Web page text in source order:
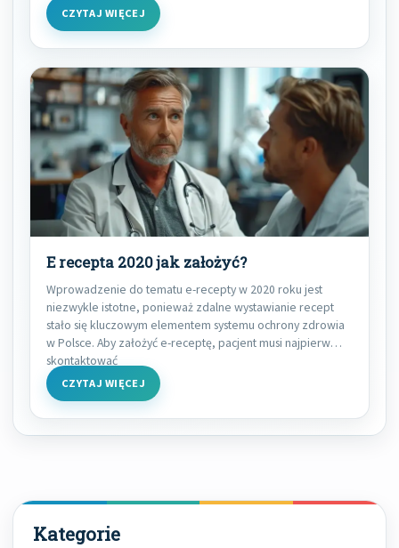
CZYTAJ WIĘCEJ
E recepta 2020 jak założyć?
Wprowadzenie do tematu e-recepty w 2020 roku jest
niezwykle istotne, ponieważ zdalne wystawianie recept
stało się kluczowym elementem systemu ochrony zdrowia
w Polsce. Aby założyć e-receptę, pacjent musi najpierw
skontaktować
CZYTAJ WIĘCEJ